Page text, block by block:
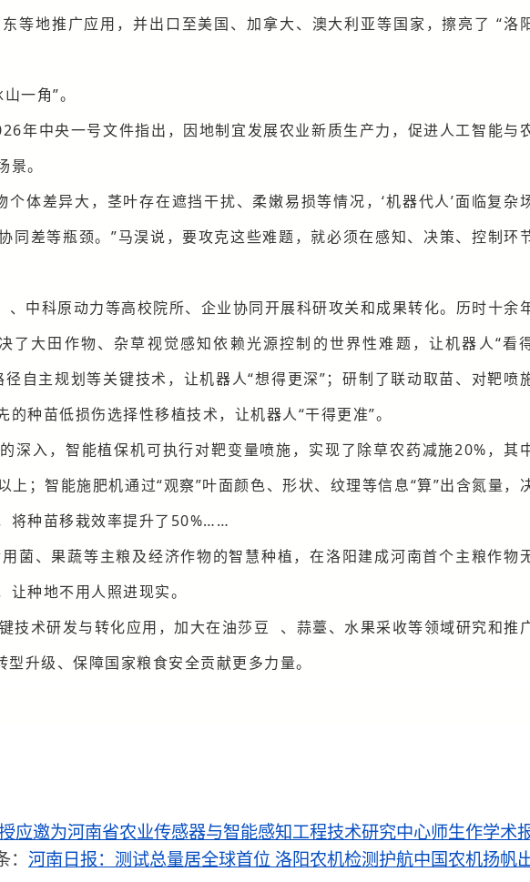
等地推广应用，并出口至美国、加拿大、澳大利亚等国家，擦亮了 “洛
一角”。
年中央一号文件指出，因地制宜发展农业新质生产力，促进人工智能与
。
体差异大，茎叶存在遮挡干扰、柔嫩易损等情况，‘机器代人’面临复杂
同差等瓶颈。”马淏说，要攻克这些难题，就必须在感知、决策、控制环
、中科原动力等高校院所、企业协同开展科研攻关和成果转化。历时十余
了大田作物、杂草视觉感知依赖光源控制的世界性难题，让机器人“看
自主规划等关键技术，让机器人“想得更深”；研制了联动取苗、对靶喷
种苗低损伤选择性移植技术，让机器人“干得更准”。
深入，智能植保机可执行对靶变量喷施，实现了除草农药减施20%，其
；智能施肥机通过“观察”叶面颜色、形状、纹理等信息“算”出含氮量，
将种苗移栽效率提升了50%……
菌、果蔬等主粮及经济作物的智慧种植，在洛阳建成河南首个主粮作物
种地不用人照进现实。
技术研发与转化应用，加大在油莎豆
、蒜薹、水果采收等领域研究和推
升级、保障国家粮食安全贡献更多力量。
应邀为河南省农业传感器与智能感知工程技术研究中心师生作学术
： 河南日报：测试总量居全球首位 洛阳农机检测护航中国农机扬帆